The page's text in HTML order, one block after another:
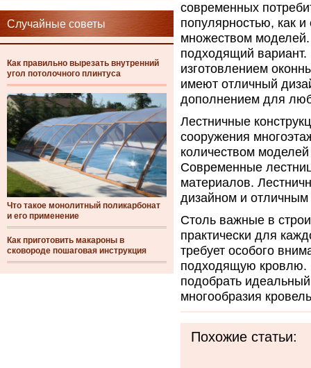
Случайные советы
Как правильно вырезать внутренний
угол потолочного плинтуса
Что такое монолитный поликарбонат
и его применение
Как приготовить макароны в
сковороде пошаговая инструкция
современных
популярностью, как
множеством
подходящий вариант.
изготовлением
имеют отличный
дополнением для
Лестничные
сооружения
количеством
Современные
материалов.
дизайном и отличным
Столь важные в
практически для
требует особого
подходящую кровлю.
подобрать
многообразия
Похожие статьи: